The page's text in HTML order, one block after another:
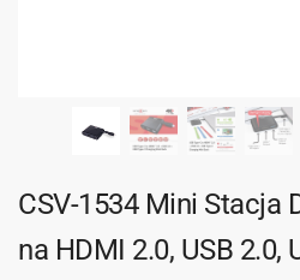
CSV-1534 Mini Stacja
na HDMI 2.0, USB 2.0,